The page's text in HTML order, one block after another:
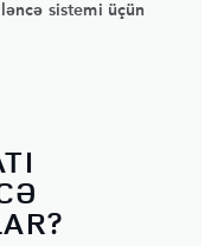
sistemi üçün